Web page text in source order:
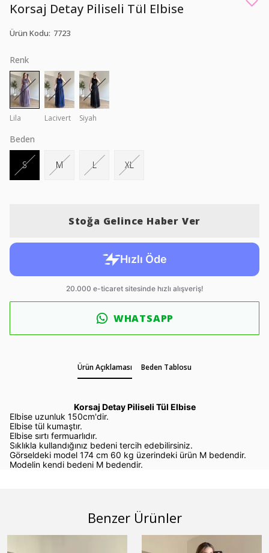
Korsaj Detay Piliseli Tül Elbise
Ürün Kodu: 7723
Renk
Lila Lacivert Siyah
Beden
S M L XL
Stoğa Gelince Haber Ver
WHATSAPP
Ürün Açıklaması Beden Tablosu
Korsaj Detay Piliseli Tül Elbise
Elbise uzunluk 150cm'dir.
Elbise tül kumaştır.
Elbise sırtı fermuarlıdır.
Sıklıkla kullandığınız bedeni tercih edebilirsiniz.
Görseldeki model 174 cm 60 kg üzerindeki ürün M bedendir.
Modelin kendi bedeni M bedendir.
Benzer Ürünler